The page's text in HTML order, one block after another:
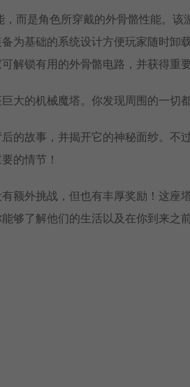
而是角色所穿戴的外骨骼性能。该
为基础的系统设计方便玩家随时卸
解锁有用的外骨骼电路，并获得重
大的机械魔塔。你发现周围的一
的故事，并揭开它的神秘面纱。不
的情节！
额外挑战，但也有丰厚奖励！这座
够了解他们的生活以及在你到来之前